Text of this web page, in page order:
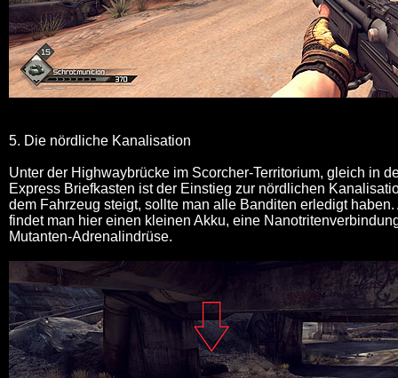
5. Die nördliche Kanalisation
Unter der Highwaybrücke im Scorcher-Territorium, gleich in
Express Briefkasten ist der Einstieg zur nördlichen
dem Fahrzeug steigt, sollte man alle Banditen erledigt
findet man hier einen kleinen Akku, eine
Mutanten-Adrenalindrüse.